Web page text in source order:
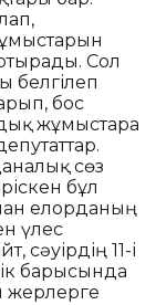
Сол
белгілеп
бос
жұмыстарға
сөз
бұл
елорданың
үлес
сәуірдің 11-і
барысында
жерлерге